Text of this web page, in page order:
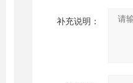
补充说明：